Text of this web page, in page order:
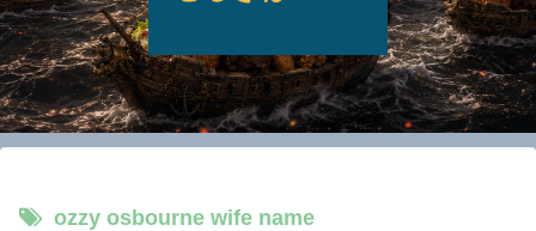
ozzy osbourne wife name